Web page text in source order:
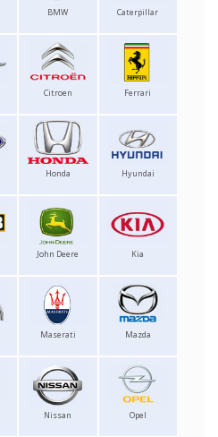
BMW Caterpillar
Citroen Ferrari
Honda Hyundai
John Deere Kia
Maserati Mazda
Nissan Opel